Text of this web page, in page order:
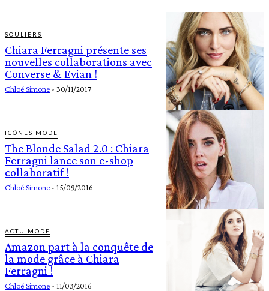
SOULIERS
Chiara Ferragni présente ses
nouvelles collaborations avec
Converse & Evian !
Chloé Simone - 30/11/2017
ICÔNES MODE
The Blonde Salad 2.0 : Chiara
Ferragni lance son e-shop
collaboratif !
Chloé Simone - 15/09/2016
ACTU MODE
Amazon part à la conquête de
la mode grâce à Chiara
Ferragni !
Chloé Simone - 11/03/2016